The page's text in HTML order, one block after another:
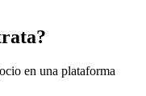
en una plataforma